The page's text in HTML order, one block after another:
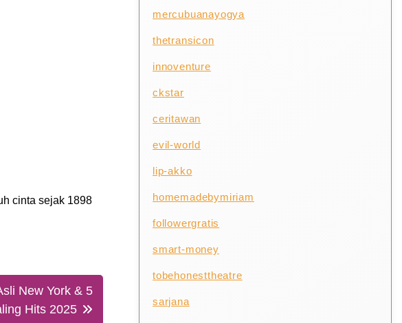
cinta sejak 1898
New York & 5
Hits 2025
mercubuanayogya
thetransicon
innoventure
ckstar
ceritawan
evil-world
lip-akko
homemadebymiriam
followergratis
smart-money
tobehonesttheatre
sarjana